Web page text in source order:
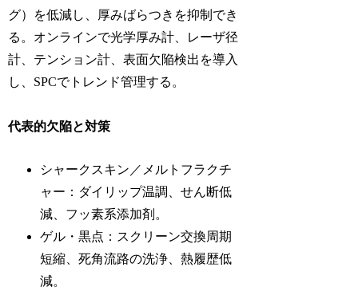
グ）を低減し、厚みばらつきを抑制でき
る。オンラインで光学厚み計、レーザ径
計、テンション計、表面欠陥検出を導入
し、SPCでトレンド管理する。
代表的欠陥と対策
シャークスキン／メルトフラクチ
ャー：ダイリップ温調、せん断低
減、フッ素系添加剤。
ゲル・黒点：スクリーン交換周期
短縮、死角流路の洗浄、熱履歴低
減。